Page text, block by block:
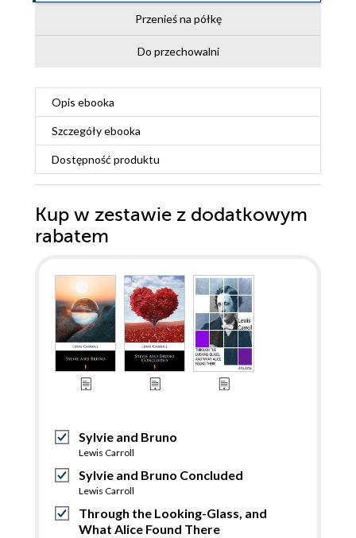
Przenieś na półkę
Do przechowalni
Opis ebooka
Szczegółyebooka
Dostępność produktu
Kup w zestawie z dodatkowym
rabatem
Sylvie and Bruno
Lewis Carroll
Sylvie and Bruno Concluded
Lewis Carroll
Through the Looking-Glass, and
What Alice Found There